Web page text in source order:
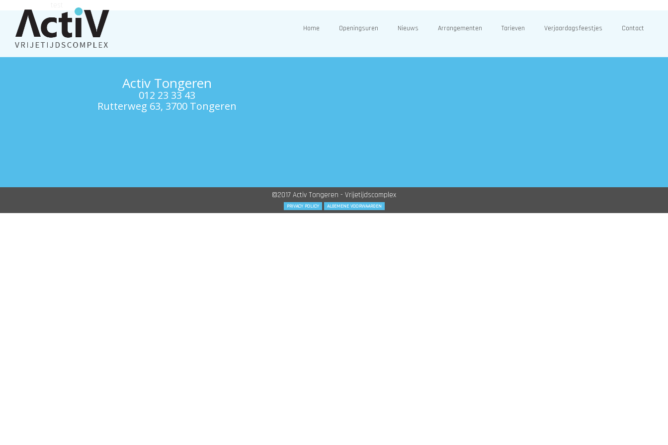
Home Openingsuren Nieuws Arrangementen Tarieven Verjaardagsfeestjes Contact
Activ Tongeren
012 23 33 43
Rutterweg 63, 3700 Tongeren
©2017 Activ Tongeren - Vrijetijdscomplex
PRIVACY POLICY ALGEMENE VOORWAARDEN